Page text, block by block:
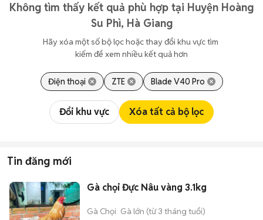
Không tìm thấy kết quả phù hợp tại Huyện Hoàng
Su Phì, Hà Giang
Hãy xóa một số bộ lọc hoặc thay đổi khu vực tìm
kiếm để xem nhiều kết quả hơn
Điện thoại ZTE Blade V40 Pro
Đổi khu vực Xóa tất cả bộ lọc
Tin đăng mới
Gà chọi Đực Nâu vàng 3.1kg
Gà Chọi Gà lớn (từ 3 tháng tuổi)